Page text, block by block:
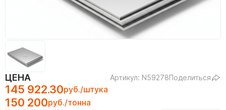
ЦЕНА Артикул: N59278Поделиться
145 922.30руб./штука
150 200руб./тонна